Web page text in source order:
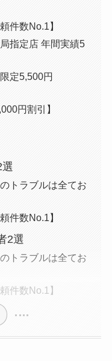
件数No.1】
指定店 年間実績5
定5,500円
円割引】
トラブルは全てお
件数No.1】
2選
トラブルは全てお
件数No.1】